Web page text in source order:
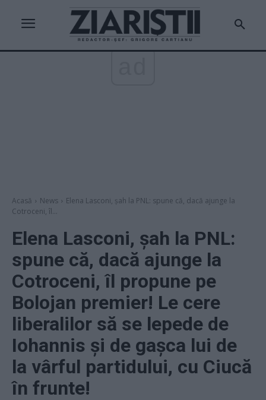
Acasă News
Elena Lasconi, șah la PNL: spune că, dacă ajunge la
Cotroceni, îl...
Elena Lasconi, șah la PNL:
spune că, dacă ajunge la
Cotroceni, îl propune pe
Bolojan premier! Le cere
liberalilor să se lepede de
Iohannis și de gașca lui de
la vârful partidului, cu Ciucă
în frunte!